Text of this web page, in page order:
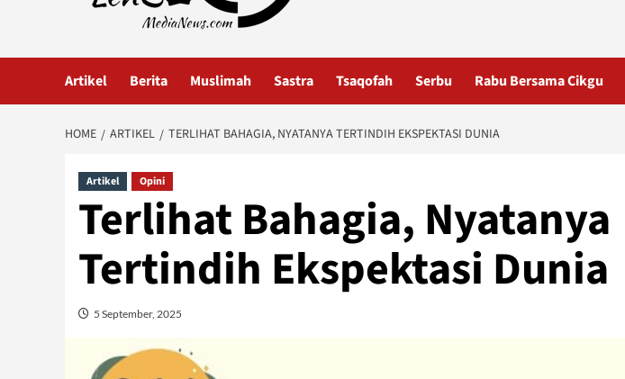
Artikel Berita Muslimah Sastra Tsaqofah Serbu Rabu Bersama Cikgu
HOME ARTIKEL TERLIHAT BAHAGIA, NYATANYA TERTINDIH EKSPEKTASI DUNIA
Artikel Opini
Terlihat Bahagia, Nyatanya
Tertindih Ekspektasi Dunia
5 September, 2025